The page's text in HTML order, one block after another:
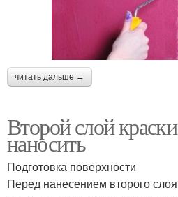
читать дальше →
Второй слой
наносить
Подготовка поверхности
Перед нанесением второго